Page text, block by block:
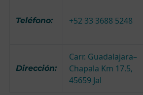
Teléfono: +52 33 3688 5248
Dirección:
Carr. Guadalajara–
Chapala Km 17.5,
45659 Jal